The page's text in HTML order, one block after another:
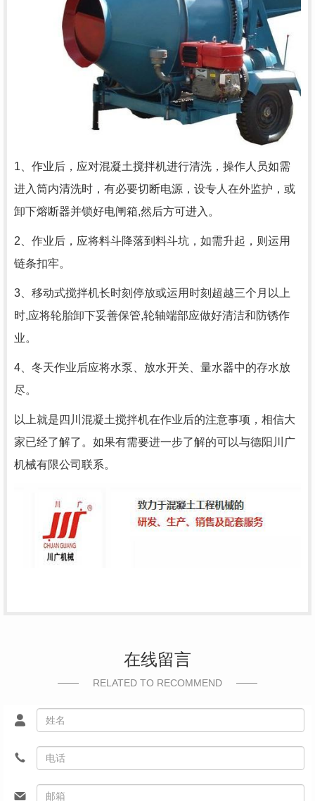
1、作业后，应对混凝土搅拌机进行清洗，操作人员如需
进入筒内清洗时，有必要切断电源，设专人在外监护，或
卸下熔断器并锁好电闸箱,然后方可进入。
2、作业后，应将料斗降落到料斗坑，如需升起，则运用
链条扣牢。
3、移动式搅拌机长时刻停放或运用时刻超越三个月以上
时,应将轮胎卸下妥善保管,轮轴端部应做好清洁和防锈作
业。
4、冬天作业后应将水泵、放水开关、量水器中的存水放
尽。
以上就是四川混凝土搅拌机在作业后的注意事项，相信大
家已经了解了。如果有需要进一步了解的可以与德阳川广
机械有限公司联系。
在线留言
RELATED TO RECOMMEND